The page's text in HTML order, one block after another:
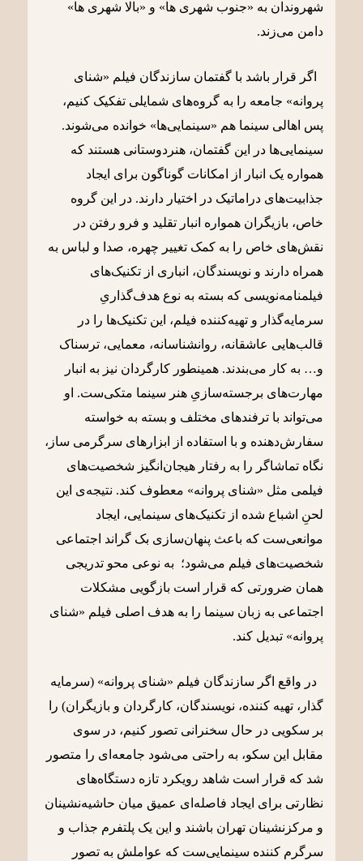
شهروندان به «جنوب شهری ها» و «بالا شهری ها»
دامن می‌زند.
اگر قرار باشد با گفتمان سازندگان فیلم «شنای
پروانه» جامعه را به گروه‌های شمایلی تفکیک کنیم،
پس اهالی سینما هم «سینمایی‌ها» خوانده می‌شوند.
سینمایی‌ها در این گفتمان، هنردوستانی هستند که
همواره یک انبار از امکانات گوناگون برای ایجاد
جذابیت‌های دراماتیک در اختیار دارند. در این گروه
خاص، بازیگران همواره انبار تقلید و فرو رفتن در
نقش‌های خاص را به کمک تغییر چهره، صدا و لباس به
همراه دارند و نویسندگان، انباری از تکنیک‌های
فیلمنامه‌نویسی که بسته به نوع هدف‌گذاریِ
سرمایه‌گذار و تهیه‌کننده فیلم، این تکنیک‌ها را در
قالب‌هایی عاشقانه، روانشناسانه، معمایی، ترسناک
و… به کار می‌بندند. همینطور کارگردان نیز به انبار
مهارت‌های برجسته‌سازیِ هنر سینما متکی‌ست. او
می‌تواند با ترفندهای مختلف و بسته به خواسته
سفارش‌دهنده و با استفاده از ابزارهای سرگرمی ساز،
نگاه تماشاگر را به رفتار هیجان‌انگیز شخصیت‌های
فیلمی مثل «شنای پروانه» معطوف کند. نتیجه‌ی این
لحنِ اشباع شده از تکنیک‌های سینمایی، ایجاد
موانعی‌ست که باعث پنهان‌سازی بک گراند اجتماعی
شخصیت‌های فیلم می‌شود؛ به نوعی محو تدریجی
همان ضرورتی که قرار است بازگویی مشکلات
اجتماعی به زبان سینما را به هدف اصلی فیلم «شنای
پروانه» تبدیل کند.
در واقع اگر سازندگان فیلم «شنای پروانه» (سرمایه
گذار، تهیه کننده، نویسندگان، کارگردان و بازیگران) را
بر سکویی در حال سخنرانی تصور کنیم، در سوی
مقابل این سکو، به راحتی می‌شود جامعه‌ای را متصور
شد که قرار است شاهد رویکرد تازه دستگاه‌های
نظارتی برای ایجاد فاصله‌ای عمیق میان حاشیه‌نشینان
و مرکزنشینان تهران باشند و این یک پلتفرم جذاب و
سرگرم کننده سینمایی‌ست که عواملش به تصور